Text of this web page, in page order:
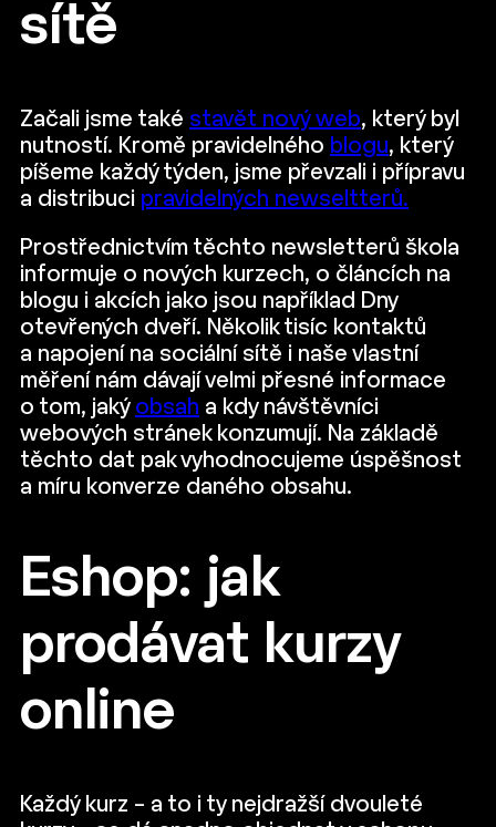
sítě
Začali jsme také stavět nový web, který byl
nutností. Kromě pravidelného blogu, který
píšeme každý týden, jsme převzali i přípravu
a distribuci pravidelných newseltterů.
Prostřednictvím těchto newsletterů škola
informuje o nových kurzech, o článcích na
blogu i akcích jako jsou například Dny
otevřených dveří. Několik tisíc kontaktů
a napojení na sociální sítě i naše vlastní
měření nám dávají velmi přesné informace
o tom, jaký obsah a kdy návštěvníci
webových stránek konzumují. Na základě
těchto dat pak vyhodnocujeme úspěšnost
a míru konverze daného obsahu.
Eshop: jak
prodávat kurzy
online
Každý kurz – a to i ty nejdražší dvouleté